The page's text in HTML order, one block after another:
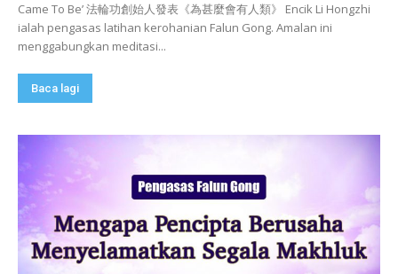
Came To Be’ 法輪功創始人發表《為甚麼會有人類》 Encik Li Hongzhi
ialah pengasas latihan kerohanian Falun Gong. Amalan ini
menggabungkan meditasi...
Baca lagi